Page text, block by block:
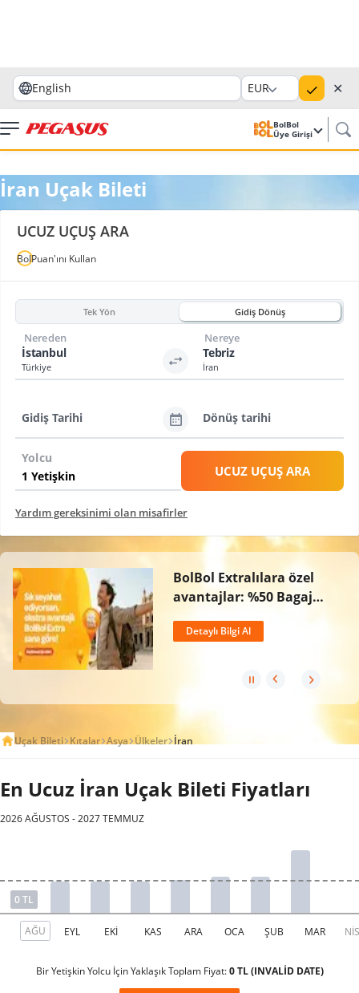
English EUR ✕
BolBol
Üye Girişi
İran Uçak Bileti
UCUZ UÇUŞ ARA
BolPuan'ını Kullan
Tek Yön Gidiş Dönüş
İstanbul
Türkiye
Nereden
Tebriz
İran
Nereye
Gidiş Tarihi Dönüş tarihi
Yolcu
UCUZ UÇUŞ ARA
Yardım gereksinimi olan misafirler
BolBol Extralılara özel
avantajlar: %50 Bagaj
Hakkı ve 2 Kat BolPuan!
Detaylı Bilgi Al
Uçak Bileti Kıtalar Asya Ülkeler İran
En Ucuz İran Uçak Bileti Fiyatları
2026 AĞUSTOS - 2027 TEMMUZ
Bir Yetişkin Yolcu İçin Yaklaşık Toplam Fiyat:0 TL (INVALİD DATE)